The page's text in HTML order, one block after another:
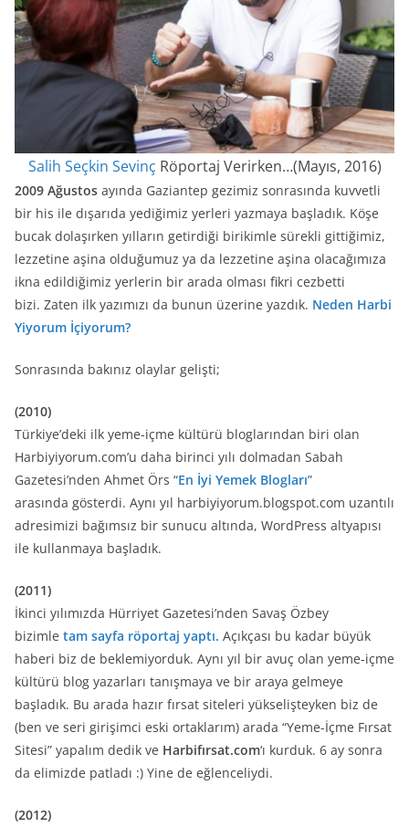
Salih Seçkin Sevinç Röportaj Verirken…(Mayıs, 2016)
2009 Ağustos ayında Gaziantep gezimiz sonrasında kuvvetli
bir his ile dışarıda yediğimiz yerleri yazmaya başladık. Köşe
bucak dolaşırken yılların getirdiği birikimle sürekli gittiğimiz,
lezzetine aşina olduğumuz ya da lezzetine aşina olacağımıza
ikna edildiğimiz yerlerin bir arada olması fikri cezbetti
bizi. Zaten ilk yazımızı da bunun üzerine yazdık. Neden Harbi
Yiyorum İçiyorum?
Sonrasında bakınız olaylar gelişti;
(2010)
Türkiye’deki ilk yeme-içme kültürü bloglarından biri olan
Harbiyiyorum.com’u daha birinci yılı dolmadan Sabah
Gazetesi’nden Ahmet Örs “En İyi Yemek Blogları”
arasında gösterdi. Aynı yıl harbiyiyorum.blogspot.com uzantılı
adresimizi bağımsız bir sunucu altında, WordPress altyapısı
ile kullanmaya başladık.
(2011)
İkinci yılımızda Hürriyet Gazetesi’nden Savaş Özbey
bizimle tam sayfa röportaj yaptı. Açıkçası bu kadar büyük
haberi biz de beklemiyorduk. Aynı yıl bir avuç olan yeme-içme
kültürü blog yazarları tanışmaya ve bir araya gelmeye
başladık. Bu arada hazır fırsat siteleri yükselişteyken biz de
(ben ve seri girişimci eski ortaklarım) arada “Yeme-İçme Fırsat
Sitesi” yapalım dedik ve Harbifırsat.com‘ı kurduk. 6 ay sonra
da elimizde patladı :) Yine de eğlenceliydi.
(2012)